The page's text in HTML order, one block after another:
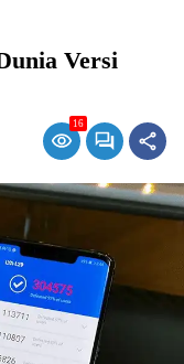
Versi
16